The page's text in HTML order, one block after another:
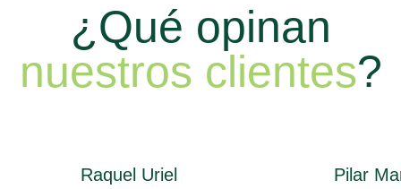
¿Qué opinan
nuestros clientes?
Raquel Uriel Pilar